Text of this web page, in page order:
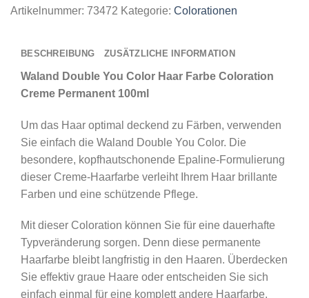
Farbe
Permanent
100ml
-
Light
Copper
Blonde
/
Hellkupfer
Menge
Artikelnummer: 73472 Kategorie: Colorationen
BESCHREIBUNG ZUSÄTZLICHE INFORMATION
Waland Double You Color Haar Farbe Coloration
Creme Permanent 100ml
Um das Haar optimal deckend zu Färben, verwenden
Sie einfach die Waland Double You Color. Die
besondere, kopfhautschonende Epaline-Formulierung
dieser Creme-Haarfarbe verleiht Ihrem Haar brillante
Farben und eine schützende Pflege.
Mit dieser Coloration können Sie für eine dauerhafte
Typveränderung sorgen. Denn diese permanente
Haarfarbe bleibt langfristig in den Haaren. Überdecken
Sie effektiv graue Haare oder entscheiden Sie sich
einfach einmal für eine komplett andere Haarfarbe.